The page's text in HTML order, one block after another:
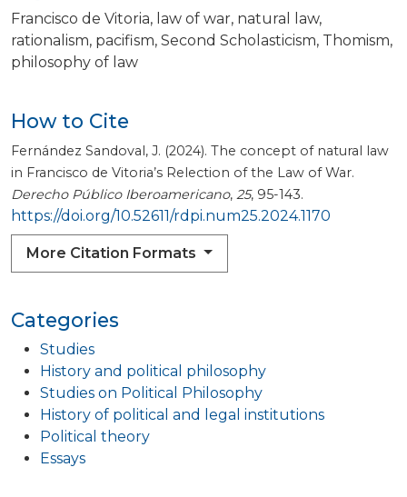
Francisco de Vitoria law of war natural law
rationalism pacifism Second Scholasticism Thomism
philosophy of law
Categories
Studies
History and political philosophy
Studies on Political Philosophy
History of political and legal institutions
Political theory
Essays
How to Cite
Fernández Sandoval, J. (2024). The concept of natural law
in Francisco de Vitoria’s Relection of the Law of War.
Derecho Público Iberoamericano, 25, 95-143.
https://doi.org/10.52611/rdpi.num25.2024.1170
More Citation Formats